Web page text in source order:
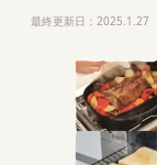
最終更新日： 2025.1.27